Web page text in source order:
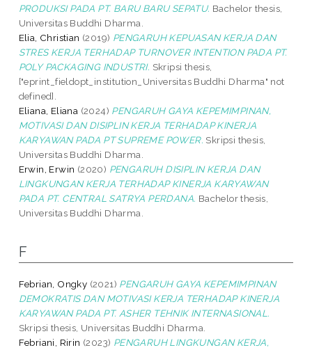
PRODUKSI PADA PT. BARU BARU SEPATU. Bachelor thesis,
Universitas Buddhi Dharma.
Elia, Christian (2019) PENGARUH KEPUASAN KERJA DAN
STRES KERJA TERHADAP TURNOVER INTENTION PADA PT.
POLY PACKAGING INDUSTRI. Skripsi thesis,
["eprint_fieldopt_institution_Universitas Buddhi Dharma" not
defined].
Eliana, Eliana (2024) PENGARUH GAYA KEPEMIMPINAN,
MOTIVASI DAN DISIPLIN KERJA TERHADAP KINERJA
KARYAWAN PADA PT SUPREME POWER. Skripsi thesis,
Universitas Buddhi Dharma.
Erwin, Erwin (2020) PENGARUH DISIPLIN KERJA DAN
LINGKUNGAN KERJA TERHADAP KINERJA KARYAWAN
PADA PT. CENTRAL SATRYA PERDANA. Bachelor thesis,
Universitas Buddhi Dharma.
F
Febrian, Ongky (2021) PENGARUH GAYA KEPEMIMPINAN
DEMOKRATIS DAN MOTIVASI KERJA TERHADAP KINERJA
KARYAWAN PADA PT. ASHER TEHNIK INTERNASIONAL.
Skripsi thesis, Universitas Buddhi Dharma.
Febriani, Ririn (2023) PENGARUH LINGKUNGAN KERJA,